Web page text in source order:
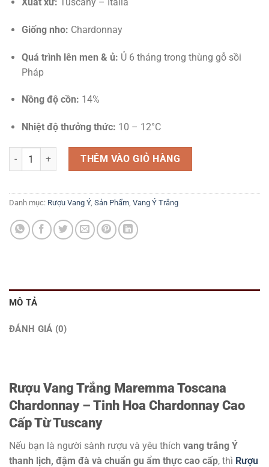
Giống nho: Chardonnay
Quá trình lên men & ủ: Ủ 6 tháng trong thùng gỗ sồi
Pháp
Nồng độ cồn: 14%
Nhiệt độ thưởng thức: 10 – 12°C
Tinh Hoa Chardonnay Cao Cấp Từ Tuscany số lượng
THÊM VÀO GIỎ HÀNG
Danh mục: Rượu Vang Ý, Sản Phẩm Vang Ý Trắng
MÔ TẢ
ĐÁNH GIÁ (0)
Rượu Vang Trắng Maremma Toscana
Chardonnay – Tinh Hoa Chardonnay Cao
Cấp Từ Tuscany
Nếu bạn là người sành rượu và yêu thích vang trắng Ý
thanh lịch, đậm đà và chuẩn gu ẩm thực cao cấp, thì Rượu